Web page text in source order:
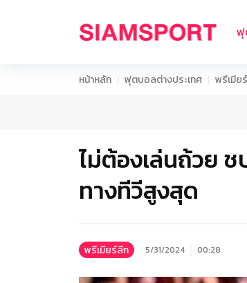
ฟุ
หน้าหลัก ฟุตบอลต่างประเทศ พรีเมีย
ไม่ต้องเล่นถ้วย ช
ทางทีวีสูงสุด
พรีเมียร์ลีก 5/31/2024 00:28